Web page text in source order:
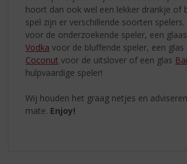
hoort dan ook wel een lekker drankje of
spel zijn er verschillende soorten spelers.
voor de onderzoekende speler, een
Vodka voor de bluffende speler, een glas
Coconut voor de uitslover of een glas
hulpvaardige speler!
Wij houden het graag netjes en adviseren
mate. Enjoy!